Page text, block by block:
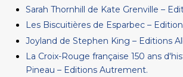
Sarah Thornhill de Kate Grenville –
Les Biscuitières de Esparbec –
Joyland de Stephen King – Editions
La Croix-Rouge française 150 ans
Pineau – Editions Autrement.